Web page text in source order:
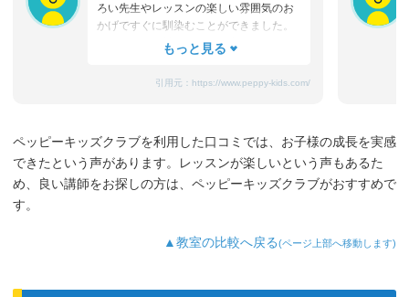
ろい先生やレッスンの楽しい雰囲気のお
かげですぐに馴染むことができました。
たまにママと離れるときに嫌がることも
れ、お迎えのときはいつも笑顔です。
3歳児を飽きさせない充実したレッスンだ
と思います。うちの子は特に歌やダンス
が好きなようで、よく「Hello～♪」と歌
ど、色んなものを英語で教えてくれるよ
うになり、英語が身についてきているの
引用元： https://www.peppy-kids.com/
ペッピーキッズクラブを利用した口コミでは、お子様の成長を実感
できたという声があります。レッスンが楽しいという声もあるた
め、良い講師をお探しの方は、ペッピーキッズクラブがおすすめで
す。
▲教室の比較へ戻る(ページ上部へ移動します)